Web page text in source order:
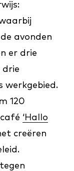
avonden
er drie
drie
werkgebied.
120
‘Hallo
creëren